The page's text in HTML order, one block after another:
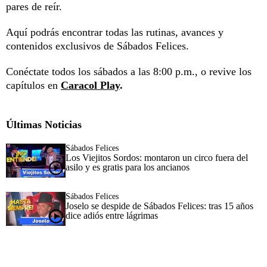
pares de reír.
Aquí podrás encontrar todas las rutinas, avances y
contenidos exclusivos de Sábados Felices.
Conéctate todos los sábados a las 8:00 p.m., o revive los
capítulos en Caracol Play.
Últimas Noticias
Sábados Felices
Los Viejitos Sordos: montaron un circo fuera del
asilo y es gratis para los ancianos
Sábados Felices
Joselo se despide de Sábados Felices: tras 15 años
dice adiós entre lágrimas